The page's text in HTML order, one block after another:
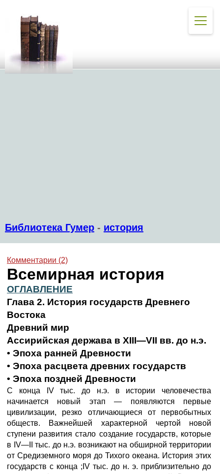
Библиотека Гумер - история
Комментарии (2)
Всемирная история
ОГЛАВЛЕНИЕ
Глава 2. История государств Древнего
Востока
Древний мир
Ассирийская держава в XIII—VII вв. до н.э.
• Эпоха ранней Древности
• Эпоха расцвета древних государств
• Эпоха поздней Древности
С конца IV тыс. до н.э. в истории человечества
начинается новый этап — появляются первые
цивилизации, резко отличающиеся от первобытных
обществ. Важнейшей характерной чертой новой
ступени развития стало создание государств, которые
в IV—II тыс. до н.э. возникают на обширной территории
от Средиземного моря до Тихого океана. История этих
государств с конца ;IV тыс. до н. э. приблизительно до